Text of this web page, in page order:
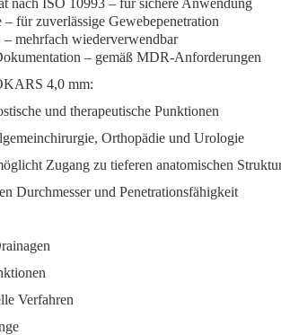
nach ISO 10993 – für sichere Anwendung
für zuverlässige Gewebepenetration
mehrfach wiederverwendbar
– gemäß MDR-Anforderungen
4,0 mm:
und therapeutische Punktionen
Orthopädie und Urologie
Zugang zu tieferen anatomischen
Durchmesser und Penetrationsfähigkeit
Verfahren